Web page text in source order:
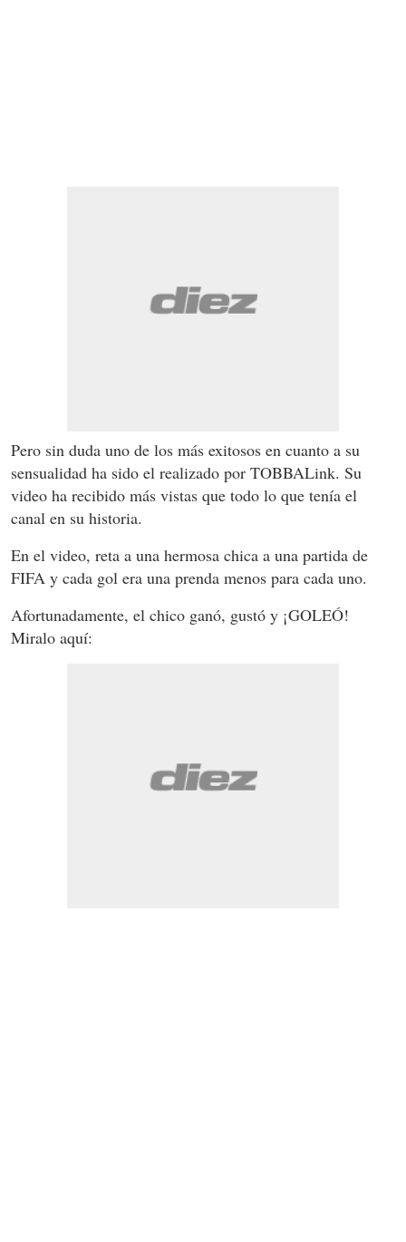
Pero sin duda uno de los más exitosos en cuanto a su
sensualidad ha sido el realizado por TOBBALink. Su
video ha recibido más vistas que todo lo que tenía el
canal en su historia.
En el video, reta a una hermosa chica a una partida de
FIFA y cada gol era una prenda menos para cada uno.
Afortunadamente, el chico ganó, gustó y ¡GOLEÓ!
Miralo aquí: